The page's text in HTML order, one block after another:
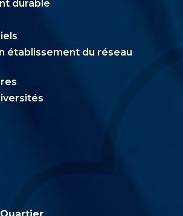
durable
établissement du réseau